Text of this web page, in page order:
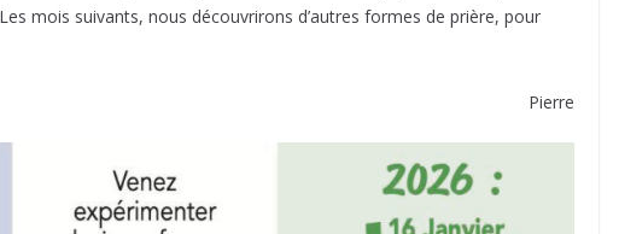
mois suivants, nous découvrirons d’autres formes de prière, pour
Pierre